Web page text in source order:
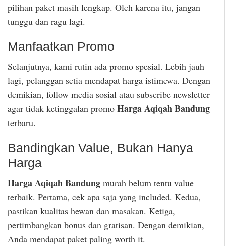
pilihan paket masih lengkap. Oleh karena itu, jangan
tunggu dan ragu lagi.
Manfaatkan Promo
Selanjutnya, kami rutin ada promo spesial. Lebih jauh
lagi, pelanggan setia mendapat harga istimewa. Dengan
demikian, follow media sosial atau subscribe newsletter
agar tidak ketinggalan promo Harga Aqiqah Bandung
terbaru.
Bandingkan Value, Bukan Hanya
Harga
Harga Aqiqah Bandung murah belum tentu value
terbaik. Pertama, cek apa saja yang included. Kedua,
pastikan kualitas hewan dan masakan. Ketiga,
pertimbangkan bonus dan gratisan. Dengan demikian,
Anda mendapat paket paling worth it.